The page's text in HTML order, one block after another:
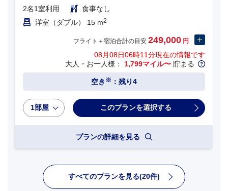
2名1室利用
食事なし
洋室（ダブル） 15 m2
フライト＋宿泊合計の目安 249,000 円
08月08日06時11分現在の情報です
大人・お一人様： 1,799マイル〜 貯まる
空き ※ ：残り4
1部屋
プランの詳細を見る
すべてのプランを見る(20件)